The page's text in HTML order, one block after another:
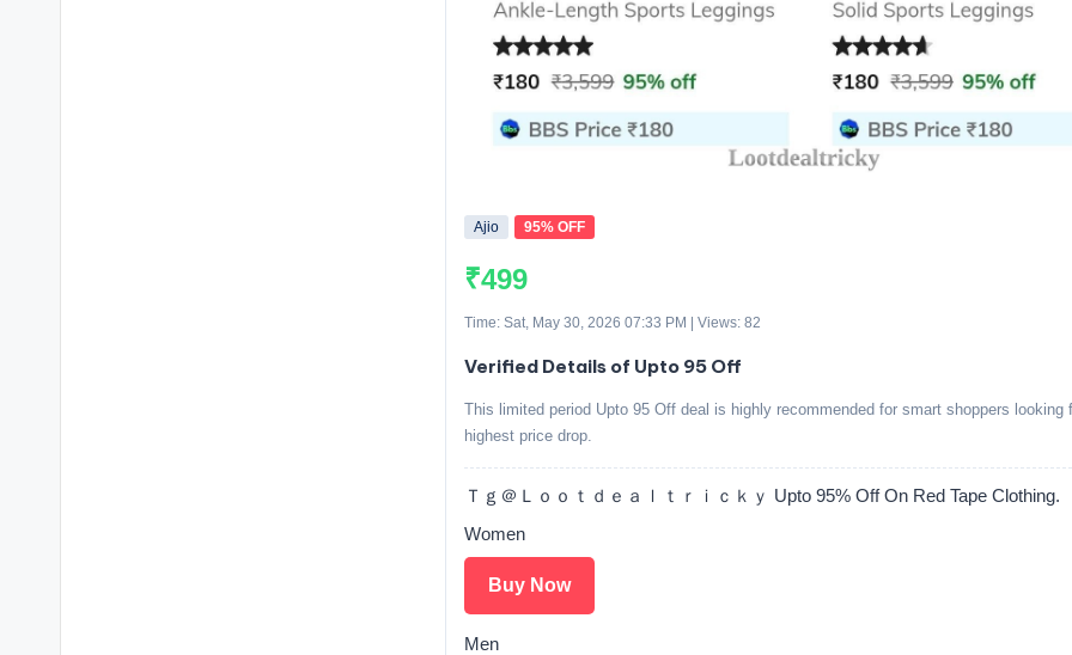
Ajio 95% OFF
₹499
Time: Sat, May 30, 2026 07:33 PM | Views: 82
Verified Details of Upto 95 Off
This limited period Upto 95 Off deal is highly recommended for smart shoppers looking
highest price drop.
Ｔｇ＠Ｌｏｏｔｄｅａｌｔｒｉｃｋｙ Upto 95% Off On Red Tape Clothing.
Women
Buy Now
Men